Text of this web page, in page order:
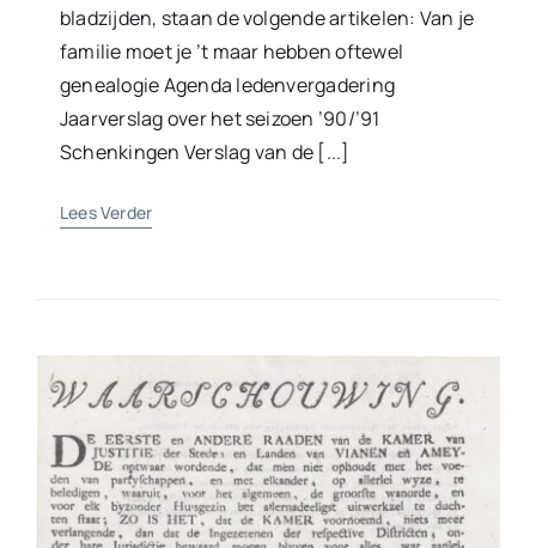
bladzijden, staan de volgende artikelen: Van je
familie moet je ’t maar hebben oftewel
genealogie Agenda ledenvergadering
Jaarverslag over het seizoen ’90/’91
Schenkingen Verslag van de [...]
Lees Verder